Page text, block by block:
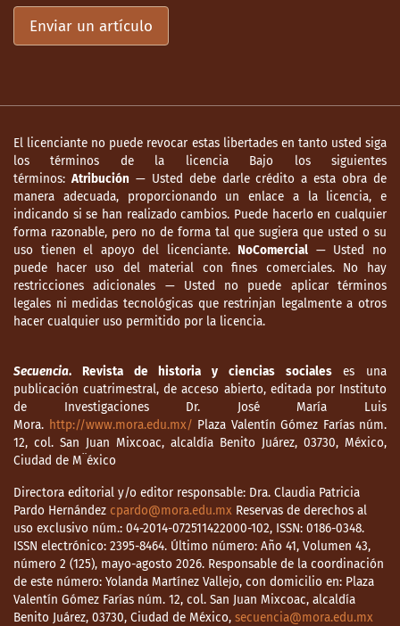
Enviar un artículo
El licenciante no puede revocar estas libertades en tanto usted siga
los términos de la licencia Bajo los siguientes
términos: Atribución — Usted debe darle crédito a esta obra de
manera adecuada, proporcionando un enlace a la licencia, e
indicando si se han realizado cambios. Puede hacerlo en cualquier
forma razonable, pero no de forma tal que sugiera que usted o su
uso tienen el apoyo del licenciante.NoComercial — Usted no
puede hacer uso del material con fines comerciales. No hay
restricciones adicionales — Usted no puede aplicar términos
legales ni medidas tecnológicas que restrinjan legalmente a otros
hacer cualquier uso permitido por la licencia.
Secuencia. Revista de historia y ciencias socialeses una
publicación cuatrimestral, de acceso abierto, editada por Instituto
de Investigaciones Dr. José María Luis
Mora. http://www.mora.edu.mx/ Plaza Valentín Gómez Farías núm.
12, col. San Juan Mixcoac, alcaldía Benito Juárez, 03730, México,
Ciudad de M¨éxico
Directora editorial y/o editor responsable: Dra. Claudia Patricia
Pardo Hernández cpardo@mora.edu.mx Reservas de derechos al
uso exclusivo núm.: 04-2014-072511422000-102, ISSN: 0186-0348.
ISSN electrónico: 2395-8464. Último número: Año 41, Volumen 43,
número 2 (125), mayo-agosto 2026. Responsable de la coordinación
de este número: Yolanda Martínez Vallejo, con domicilio en: Plaza
Valentín Gómez Farías núm. 12, col. San Juan Mixcoac, alcaldía
Benito Juárez, 03730, Ciudad de México, secuencia@mora.edu.mx